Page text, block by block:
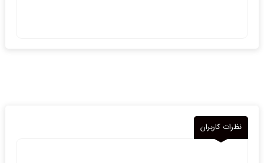
نظرات کاربران